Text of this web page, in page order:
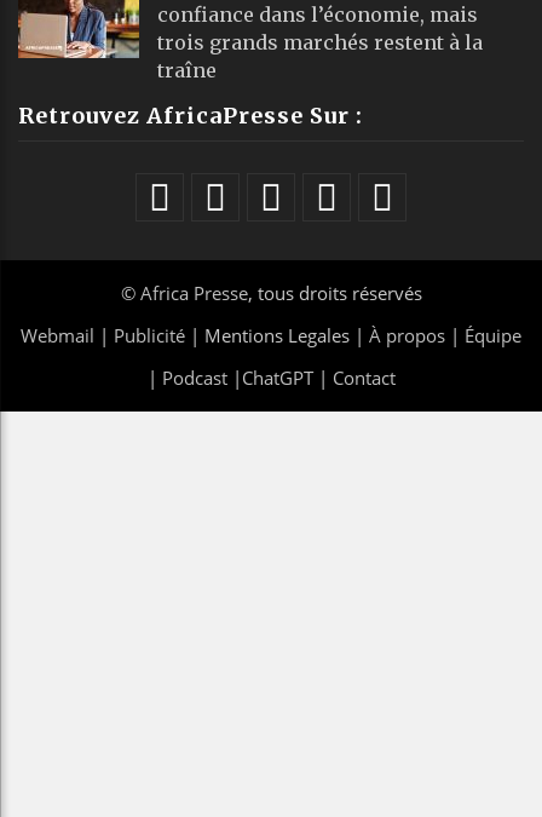
confiance dans l’économie, mais
trois grands marchés restent à la
traîne
Retrouvez AfricaPresse Sur :
© Africa Presse, tous droits réservés
Webmail | Publicité | Mentions Legales | À propos | Équipe
| Podcast| ChatGPT| Contact